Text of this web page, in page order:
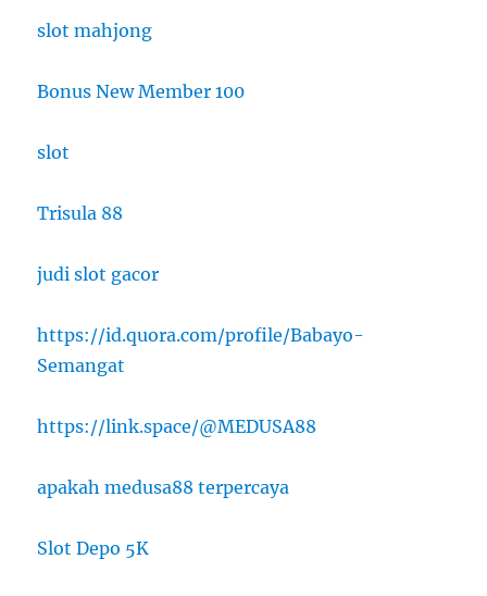
slot mahjong
Bonus New Member 100
slot
Trisula 88
judi slot gacor
https://id.quora.com/profile/Babayo-
Semangat
https://link.space/@MEDUSA88
apakah medusa88 terpercaya
Slot Depo 5K